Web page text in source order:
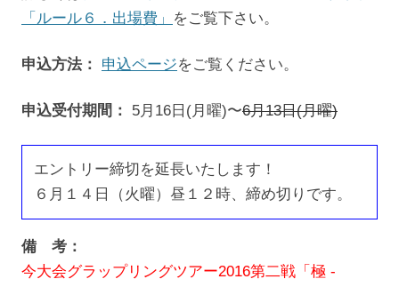
「ルール６．出場費」
をご覧下さい。
申込方法： 申込ページをご覧ください。
申込受付期間： 5月16日(月曜)〜6月13日(月曜)
エントリー締切を延長いたします！
６月１４日（火曜）昼１２時、締め切りです。
備 考：
今大会グラップリングツアー2016第二戦「極 -